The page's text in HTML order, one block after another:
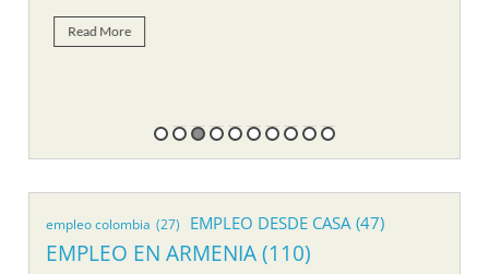
Read More
empleo colombia (27) EMPLEO DESDE CASA (47)
EMPLEO EN ARMENIA (110)